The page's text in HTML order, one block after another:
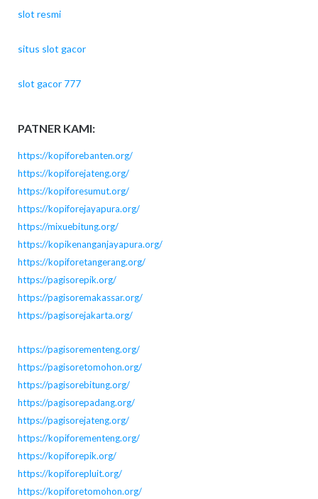
slot resmi
situs slot gacor
slot gacor 777
PATNER KAMI:
https://kopiforebanten.org/
https://kopiforejateng.org/
https://kopiforesumut.org/
https://kopiforejayapura.org/
https://mixuebitung.org/
https://kopikenanganjayapura.org/
https://kopiforetangerang.org/
https://pagisorepik.org/
https://pagisoremakassar.org/
https://pagisorejakarta.org/
https://pagisorementeng.org/
https://pagisoretomohon.org/
https://pagisorebitung.org/
https://pagisorepadang.org/
https://pagisorejateng.org/
https://kopiforementeng.org/
https://kopiforepik.org/
https://kopiforepluit.org/
https://kopiforetomohon.org/